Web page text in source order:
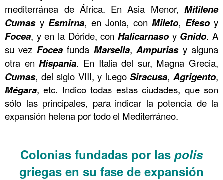
mediterránea de África. En Asia Menor, Mitilene
Cumasy Esmirna, en Jonia, con Mileto, Efesoy
Focea, y en la Dóride, con Halicarnaso y Gnido. A
su vez Foceafunda Marsella,Ampuriasy alguna
otra enHispania. En Italia del sur, Magna Grecia,
Cumas, del siglo VIII, y luegoSiracusa,Agrigento,
Mégara, etc. Indico todas estas ciudades, que son
sólo las principales, para indicar la potencia de la
expansión helena por todo el Mediterráneo.
Colonias fundadas por las polis
griegas en su fase de expansión